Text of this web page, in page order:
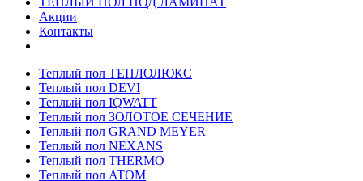
Акции
Контакты
Теплый пол ТЕПЛОЛЮКС
Теплый пол DEVI
Теплый пол IQWATT
Теплый пол ЗОЛОТОЕ СЕЧЕНИЕ
Теплый пол GRAND MEYER
Теплый пол NEXANS
Теплый пол THERMO
Теплый пол ATOM